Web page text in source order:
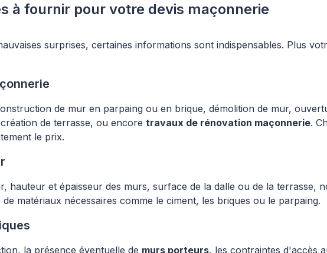
à fournir pour votre devis maçonnerie
surprises, certaines informations sont indispensables. Plus
de mur en parpaing ou en brique, démolition de mur,
de terrasse, ou encore travaux de rénovation maçonnerie.
le prix.
hauteur et épaisseur des murs, surface de la dalle ou de la terrasse,
matériaux nécessaires comme le ciment, les briques ou le parpaing.
la présence éventuelle de murs porteurs, les contraintes d'accès